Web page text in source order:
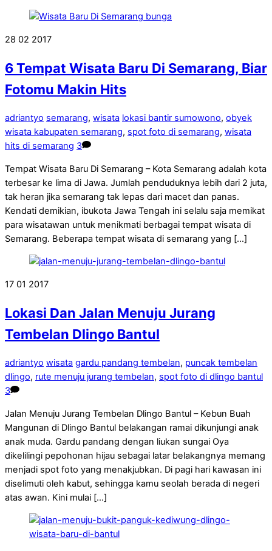
28 02 2017
6 Tempat Wisata Baru Di Semarang, Biar
Fotomu Makin Hits
adriantyo semarang, wisata lokasi bantir sumowono, obyek
wisata kabupaten semarang, spot foto di semarang, wisata
hits di semarang 3
Tempat Wisata Baru Di Semarang – Kota Semarang adalah kota
terbesar ke lima di Jawa. Jumlah penduduknya lebih dari 2 juta,
tak heran jika semarang tak lepas dari macet dan panas.
Kendati demikian, ibukota Jawa Tengah ini selalu saja memikat
para wisatawan untuk menikmati berbagai tempat wisata di
Semarang. Beberapa tempat wisata di semarang yang […]
17 01 2017
Lokasi Dan Jalan Menuju Jurang
Tembelan Dlingo Bantul
adriantyo wisata gardu pandang tembelan, puncak tembelan
dlingo, rute menuju jurang tembelan, spot foto di dlingo bantul
3
Jalan Menuju Jurang Tembelan Dlingo Bantul – Kebun Buah
Mangunan di Dlingo Bantul belakangan ramai dikunjungi anak
anak muda. Gardu pandang dengan liukan sungai Oya
dikelilingi pepohonan hijau sebagai latar belakangnya memang
menjadi spot foto yang menakjubkan. Di pagi hari kawasan ini
diselimuti oleh kabut, sehingga kamu seolah berada di negeri
atas awan. Kini mulai […]